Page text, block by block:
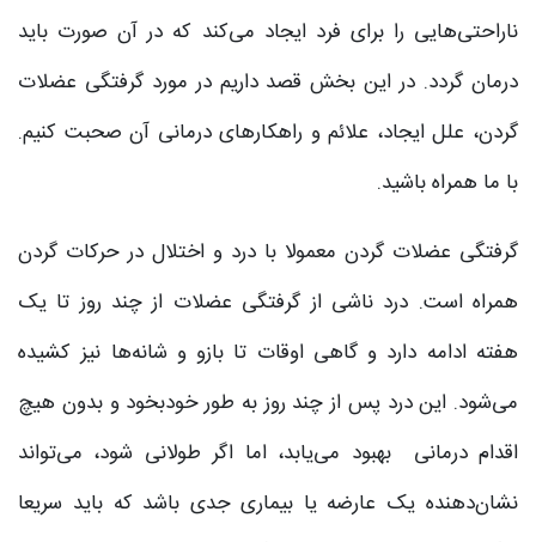
ناراحتی‌هایی را برای فرد ایجاد می‌کند که در آن صورت باید
درمان گردد. در این بخش قصد داریم در مورد گرفتگی عضلات
گردن، علل ایجاد، علائم و راهکارهای درمانی آن صحبت کنیم.
با ما همراه باشید.
گرفتگی عضلات گردن معمولا با درد و اختلال در حرکات گردن
همراه است. درد ناشی از گرفتگی عضلات از چند روز تا یک
هفته ادامه دارد و گاهی اوقات تا بازو و شانه‌ها نیز کشیده
می‌شود. این درد پس از چند روز به طور خودبخود و بدون هیچ
اقدام درمانی بهبود می‌یابد، اما اگر طولانی شود، می‌تواند
نشان‌دهنده یک عارضه یا بیماری جدی باشد که باید سریعا